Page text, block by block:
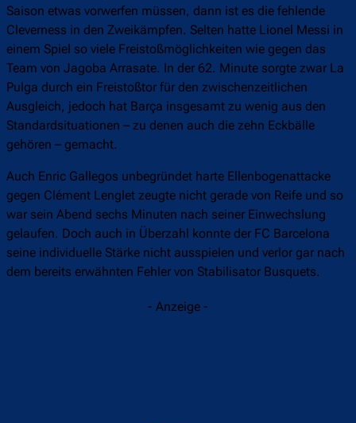
Saison etwas vorwerfen müssen, dann ist es die fehlende
Cleverness in den Zweikämpfen. Selten hatte Lionel Messi in
einem Spiel so viele Freistoßmöglichkeiten wie gegen das
Team von Jagoba Arrasate. In der 62. Minute sorgte zwar La
Pulga durch ein Freistoßtor für den zwischenzeitlichen
Ausgleich, jedoch hat Barça insgesamt zu wenig aus den
Standardsituationen – zu denen auch die zehn Eckbälle
gehören – gemacht.
Auch Enric Gallegos unbegründet harte Ellenbogenattacke
gegen Clément Lenglet zeugte nicht gerade von Reife und so
war sein Abend sechs Minuten nach seiner Einwechslung
gelaufen. Doch auch in Überzahl konnte der FC Barcelona
seine individuelle Stärke nicht ausspielen und verlor gar nach
dem bereits erwähnten Fehler von Stabilisator Busquets.
- Anzeige -